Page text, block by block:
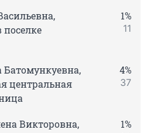
1%
11
Батомункуевна,
центральная
4%
37
Викторовна,
1%